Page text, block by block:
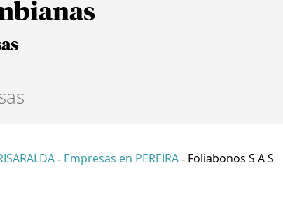
- Empresas en PEREIRA - Foliabonos S A S